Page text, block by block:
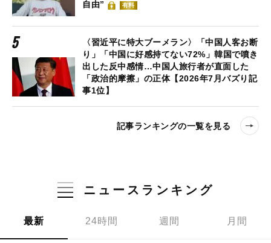
自由”
有料
〈習近平に特大ブーメラン〉「中国人客お断
り」「中国に好感持てない72%」韓国で噴き
出した反中感情…中国人旅行者が直面した
「政治的摩擦」の正体【2026年7月バズり記
事1位】
記事ランキングの一覧を見る
ニュースランキング
最新 24時間 週間 月間